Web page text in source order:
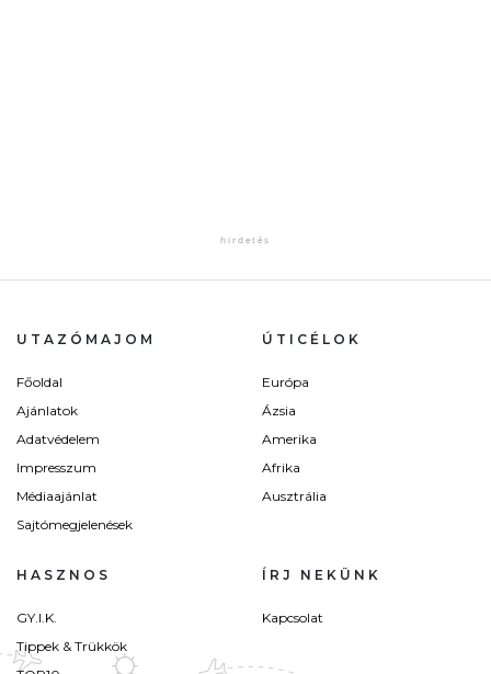
UTAZÓMAJOM
Főoldal
Ajánlatok
Adatvédelem
Impresszum
Médiaajánlat
Sajtómegjelenések
ÚTICÉLOK
Európa
Ázsia
Amerika
Afrika
Ausztrália
HASZNOS
GY.I.K.
Tippek & Trükkök
ÍRJ NEKÜNK
Kapcsolat